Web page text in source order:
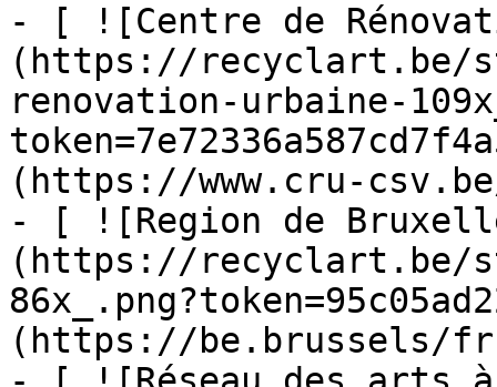
- [ ![Centre de
(https://recyclart.be/
renovation-urbaine-
(https://www.cru-
- [ ![Region de
(https://recyclart.be/
(https://be.brussels/